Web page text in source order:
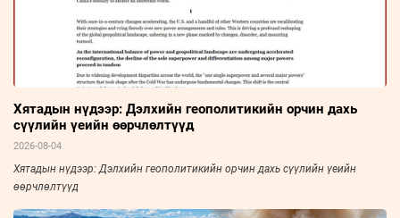
Хятадын нүдээр: Дэлхийн геополитикийн орчин дахь
сүүлийн үеийн өөрчлөлтүүд
2026-08-04
Хятадын нүдээр: Дэлхийн геополитикийн орчин дахь сүүлийн үеийн
өөрчлөлтүүд